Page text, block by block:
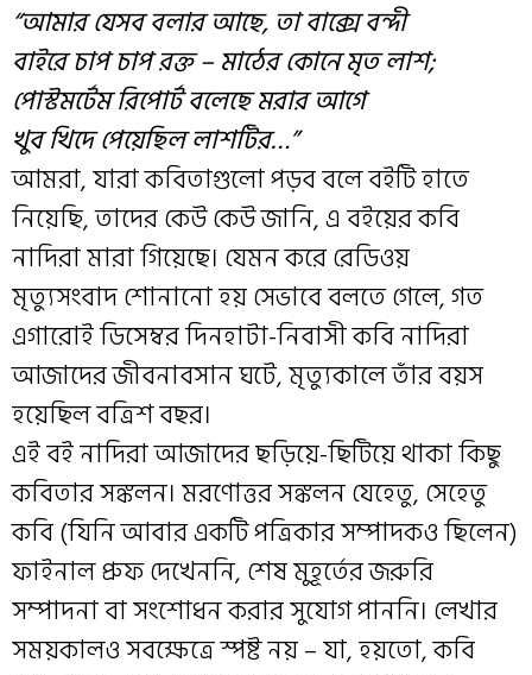
“আমার যেসব বলার আছে, তা বাক্সে বন্দী
বাইরে চাপ চাপ রক্ত – মাঠের কোনে মৃত লাশ;
পোস্টমর্টেম রিপোর্ট বলেছে মরার আগে
খুব খিদে পেয়েছিল লাশটির…”
আমরা, যারা কবিতাগুলো পড়ব বলে বইটি হাতে
নিয়েছি, তাদের কেউ কেউ জানি, এ বইয়ের কবি
নাদিরা মারা গিয়েছে। যেমন করে রেডিওয়
মৃত্যুসংবাদ শোনানো হয় সেভাবে বলতে গেলে, গত
এগারোই ডিসেম্বর দিনহাটা-নিবাসী কবি নাদিরা
আজাদের জীবনাবসান ঘটে, মৃত্যুকালে তাঁর বয়স
হয়েছিল বত্রিশ বছর।
এই বই নাদিরা আজাদের ছড়িয়ে-ছিটিয়ে থাকা কিছু
কবিতার সঙ্কলন। মরণোত্তর সঙ্কলন যেহেতু, সেহেতু
কবি (যিনি আবার একটি পত্রিকার সম্পাদকও ছিলেন)
ফাইনাল প্রুফ দেখেননি, শেষ মুহূর্তের জরুরি
সম্পাদনা বা সংশোধন করার সুযোগ পাননি। লেখার
সময়কালও সবক্ষেত্রে স্পষ্ট নয় – যা, হয়তো, কবি